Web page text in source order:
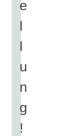
e
l
l
u
n
g
!